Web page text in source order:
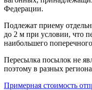
Федерации.
Подлежат приему
до 2 м при условии, что
наибольшего
Пересылка посылок не
поэтому в разных
Примерная стоимость